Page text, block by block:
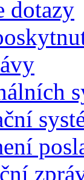
dotazy